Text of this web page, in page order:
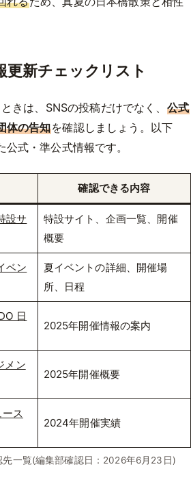
更新チェックリスト
きは、SNSの投稿だけでなく、 公式
体の告知を確認しましょう。以下
式・準公式情報です。
確認できる内容
設サ
特設サイト、企画一覧、開催
概要
ベン
夏イベントの詳細、開催場
所、日程
日
2025年開催情報の案内
メン
2025年開催概要
ス
2024年開催実績
先一覧(編集部確認日：2026年6月23日)